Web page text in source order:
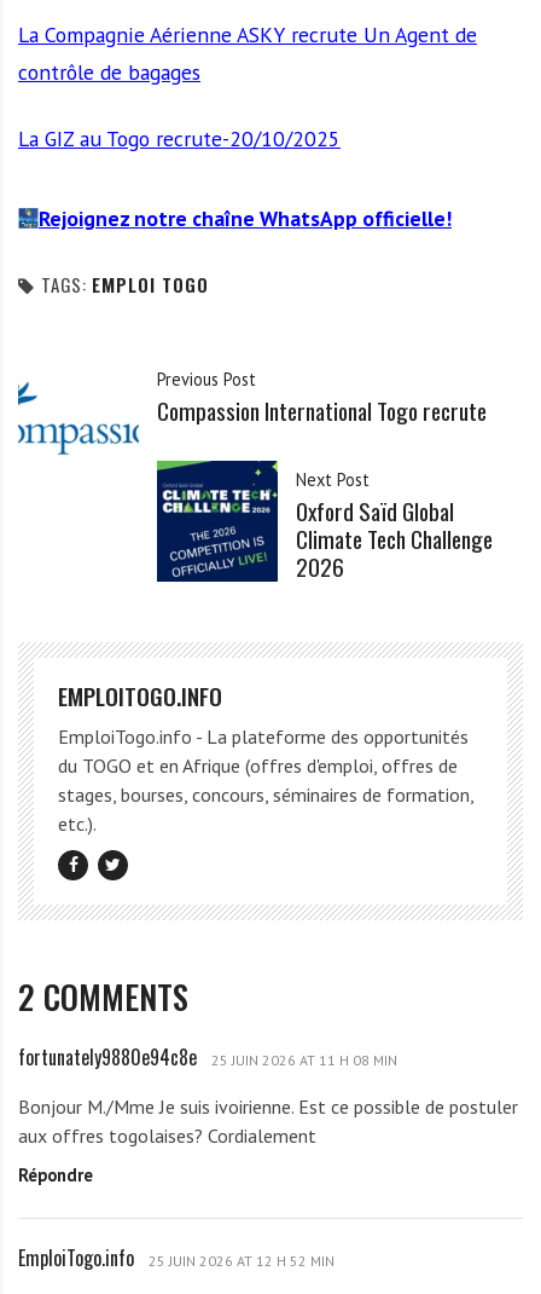
La Compagnie Aérienne ASKY recrute Un Agent de
contrôle de bagages
La GIZ au Togo recrute-20/10/2025
Rejoignez notre chaîne WhatsApp officielle!
TAGS: EMPLOI TOGO
Previous Post
Compassion International Togo recrute
Next Post
Oxford Saïd Global
Climate Tech Challenge
2026
EMPLOITOGO.INFO
EmploiTogo.info - La plateforme des opportunités
du TOGO et en Afrique (offres d'emploi, offres de
stages, bourses, concours, séminaires de formation,
etc.).
2 COMMENTS
f
r
t
u
t
fortunately9880e94c8e 25 JUIN 2026 AT 11 H 08 MIN
Bonjour M./Mme Je suis ivoirienne. Est ce possible de postuler
aux offres togolaises? Cordialement
Répondre
E
EmploiTogo.info 25 JUIN 2026 AT 12 H 52 MIN